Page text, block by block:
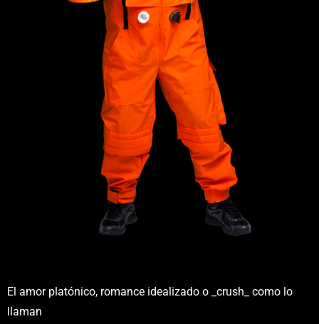
El amor platónico, romance idealizado o _crush_ como lo
llaman